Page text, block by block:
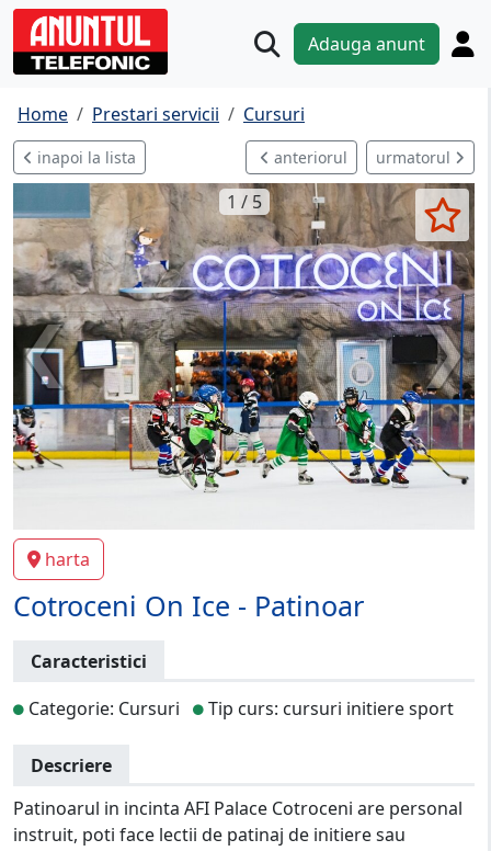
Adauga anunt
Home Prestari servicii Cursuri
inapoi la lista anteriorul urmatorul
1 / 5
harta
Cotroceni On Ice - Patinoar
Caracteristici
Categorie: Cursuri
Tip curs: cursuri initiere sport
Descriere
Patinoarul in incinta AFI Palace Cotroceni are personal
instruit, poti face lectii de patinaj de initiere sau